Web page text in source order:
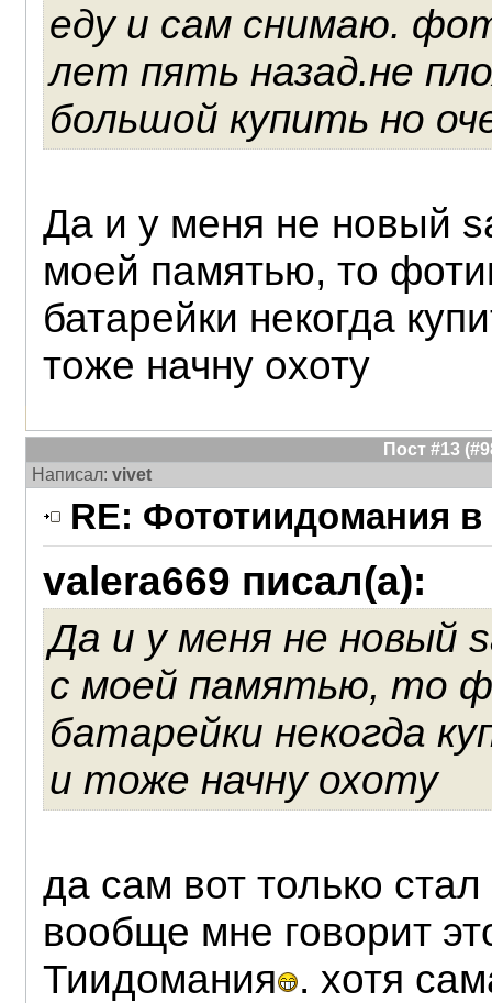
еду и сам снимаю.
лет пять назад.не
большой купить но
Да и у меня не новый
моей памятью, то
батарейки некогда
тоже начну охоту
Пост #13
Написал: vivet
RE: Фототиидомания в
valera669 писал(а):
Да и у меня не новый
с моей памятью, то
батарейки некогда
и тоже начну охоту
да сам вот только
вообще мне говорит
Тиидомания . хотя